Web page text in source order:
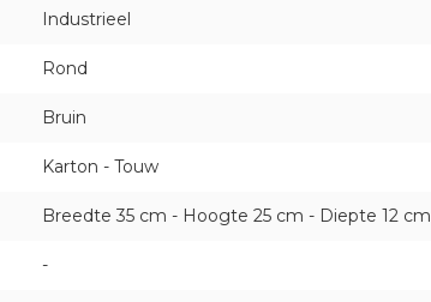
Industrieel
Rond
Bruin
Karton - Touw
Breedte 35 cm - Hoogte 25 cm - Diepte 12 cm
-